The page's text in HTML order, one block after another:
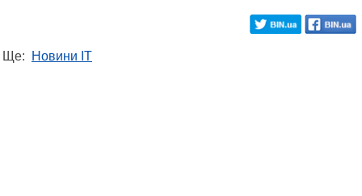
Ще: Новини IT